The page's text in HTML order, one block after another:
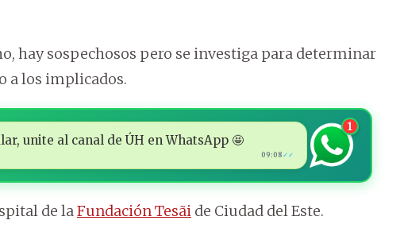
hay sospechosos pero se investiga para determinar
a los implicados.
unite al canal de ÚH en WhatsApp 🤩
09:08 ✓✓
1
de laFundación Tesãi de Ciudad del Este.